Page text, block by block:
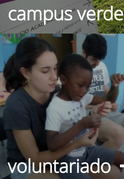
campus verde
voluntariado